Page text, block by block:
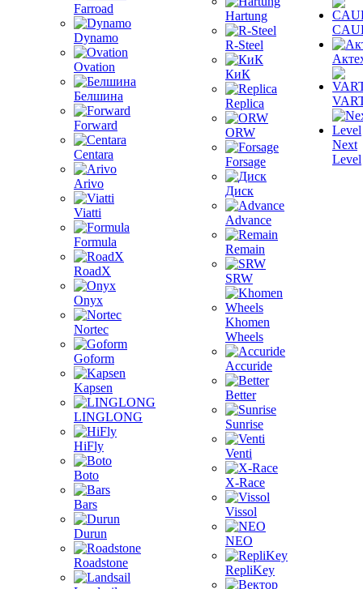
Farroad
Dynamo
Ovation
Белшина
Forward
Centara
Arivo
Viatti
Formula
RoadX
Onyx
Nortec
Goform
Kapsen
LINGLONG
HiFly
Boto
Bars
Durun
Roadstone
Hartung
R-Steel
КиК
Replica
ORW
Forsage
Диск
Advance
Remain
SRW
Khomen
Wheels
Accuride
Better
Sunrise
Venti
X-Race
Vissol
NEO
RepliKey
Next
Level